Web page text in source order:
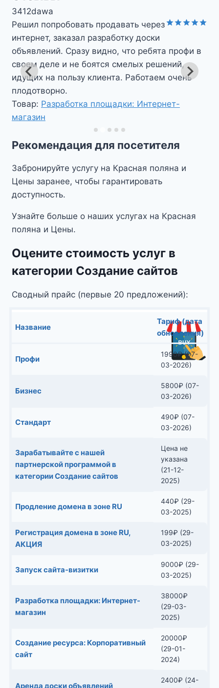
mila_miloch
Для моего гостевого дома очень
удачная реклама. Ничего лишнего нет,
коротко и понятно.
Товар: Запуск сайта-визитки
Рекомендация для посетителя
Забронируйте услугу на Красная поляна и
Цены заранее, чтобы гарантировать
доступность.
Узнайте больше о наших услугах на Красная
поляна и Цены.
Оцените стоимость услуг в
категории Создание сайтов
Сводный прайс (первые 20 предложений):
Название
Тариф (дата
обновления)
Профи
1990₽(07-
03-2026)
Бизнес
5800₽ (07-
03-2026)
Стандарт
490₽ (07-
03-2026)
Зарабатывайте с нашей
партнерской программой в
категории Создание сайтов
Цена не
указана
(21-12-
2025)
Продление домена в зоне RU
440₽ (29-
03-2025)
Регистрация домена в зоне RU,
АКЦИЯ
199₽ (29-
03-2025)
Запуск сайта-визитки
9000₽ (29-
03-2025)
Разработка площадки: Интернет-
магазин
38000₽
(29-03-
2025)
Создание ресурса: Корпоративный
сайт
20000₽
(29-01-
2024)
Аренда доски объявлений
2400₽ (24-